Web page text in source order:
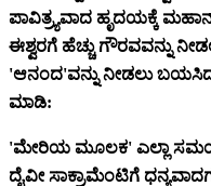
ಪಾವಿತ್ರ್ಯವಾದ ಹೃದಯಕ್ಕೆ
ಈಶ್ವರಗೆ ಹೆಚ್ಚು ಗೌರವವನ್ನು
'ಆನಂದ'ವನ್ನು ನೀಡಲು
ಮಾಡಿ:
'ಮೇರಿಯ ಮೂಲಕ' ಎಲ್ಲಾ
ದೈವೀ ಸಾಕ್ರಾಮೆಂಟಿಗೆ